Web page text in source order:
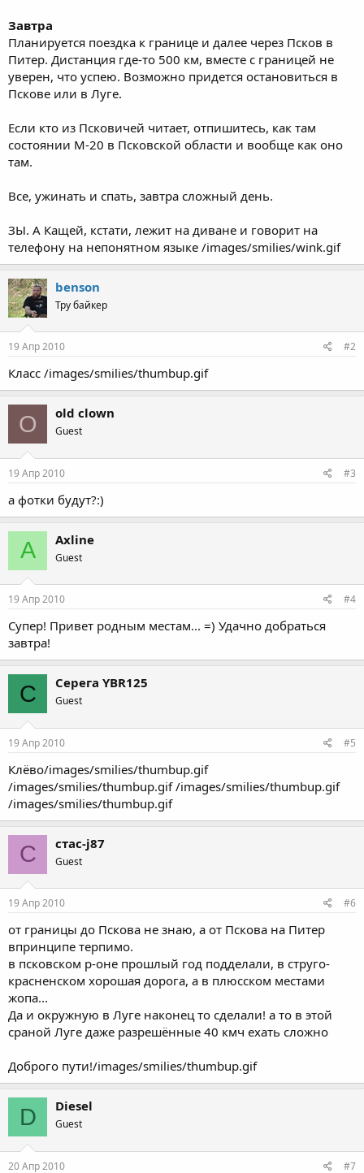
Завтра
Планируется поездка к границе и далее через Псков в
Питер. Дистанция где-то 500 км, вместе с границей не
уверен, что успею. Возможно придется остановиться в
Пскове или в Луге.
Если кто из Псковичей читает, отпишитесь, как там
состоянии М-20 в Псковской области и вообще как оно
там.
Все, ужинать и спать, завтра сложный день.
ЗЫ. А Кащей, кстати, лежит на диване и говорит на
телефону на непонятном языке /images/smilies/wink.gif
benson
Тру байкер
19 Апр 2010 #2
Класс /images/smilies/thumbup.gif
O old clown
Guest
19 Апр 2010 #3
а фотки будут?:)
A Axline
Guest
19 Апр 2010 #4
Супер! Привет родным местам... =) Удачно добраться
завтра!
С Серега YBR125
Guest
19 Апр 2010 #5
Клёво/images/smilies/thumbup.gif
/images/smilies/thumbup.gif /images/smilies/thumbup.gif
/images/smilies/thumbup.gif
С стас-j87
Guest
19 Апр 2010 #6
от границы до Пскова не знаю, а от Пскова на Питер
впринципе терпимо.
в псковском р-оне прошлый год подделали, в струго-
красненском хорошая дорога, а в плюсском местами
жопа...
Да и окружную в Луге наконец то сделали! а то в этой
сраной Луге даже разрешённые 40 кмч ехать сложно
Доброго пути!/images/smilies/thumbup.gif
D Diesel
Guest
20 Апр 2010 #7